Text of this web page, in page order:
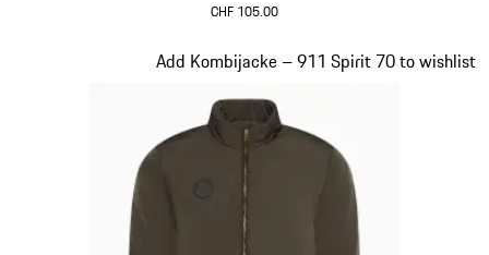
CHF 105.00
Add Kombijacke – 911 Spirit 70 to wishlist